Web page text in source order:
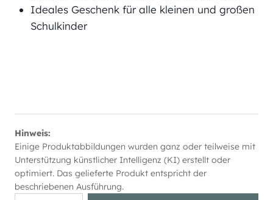
Ideales Geschenk für alle kleinen und großen
Schulkinder
Hinweis:
Einige Produktabbildungen wurden ganz oder teilweise mit
Unterstützung künstlicher Intelligenz (KI) erstellt oder
optimiert. Das gelieferte Produkt entspricht der
beschriebenen Ausführung.